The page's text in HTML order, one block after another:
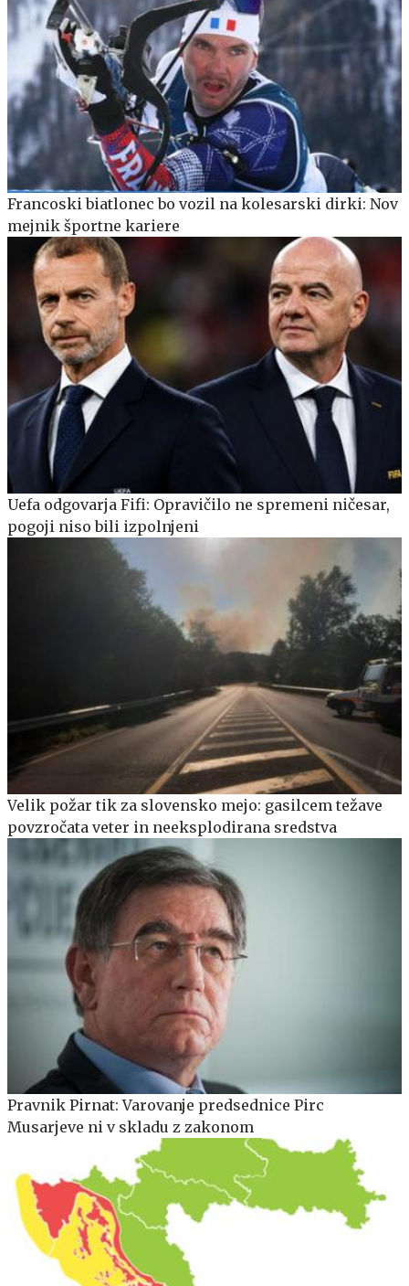
Francoski biatlonec bo vozil na kolesarski dirki: Nov
mejnik športne kariere
Uefa odgovarja Fifi: Opravičilo ne spremeni ničesar,
pogoji niso bili izpolnjeni
Velik požar tik za slovensko mejo: gasilcem težave
povzročata veter in neeksplodirana sredstva
Pravnik Pirnat: Varovanje predsednice Pirc
Musarjeve ni v skladu z zakonom